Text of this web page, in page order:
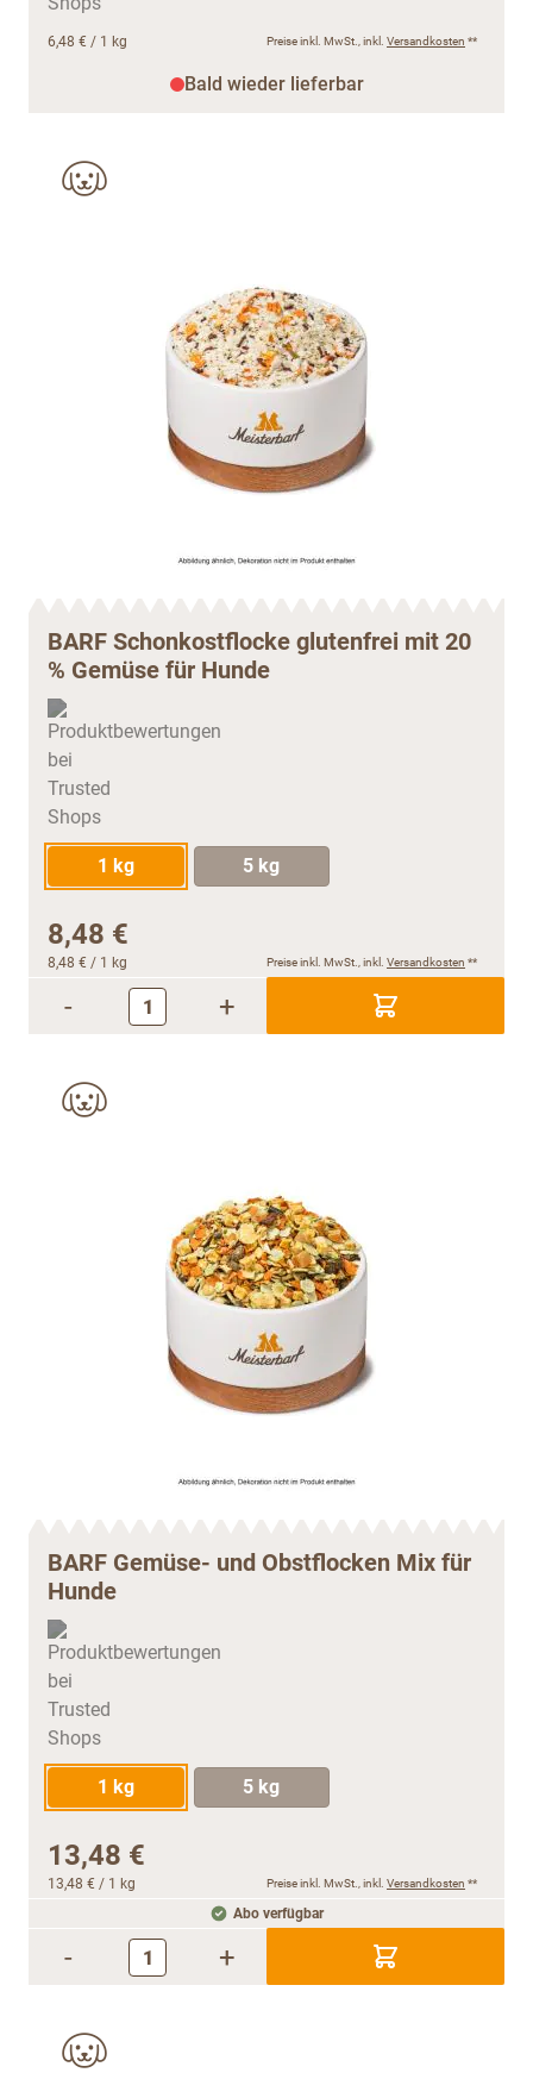
6,48 € / 1 kg Preise inkl. MwSt., inkl. Versandkosten **
Bald wieder lieferbar
BARF Schonkostflocke glutenfrei mit 20
% Gemüse für Hunde
1 kg 5 kg
8,48 €
8,48 € / 1 kg Preise inkl. MwSt., inkl. Versandkosten **
- +
BARF Gemüse- und Obstflocken Mix für
Hunde
1 kg 5 kg
13,48 €
13,48 € / 1 kg Preise inkl. MwSt., inkl. Versandkosten **
Abo verfügbar
- +